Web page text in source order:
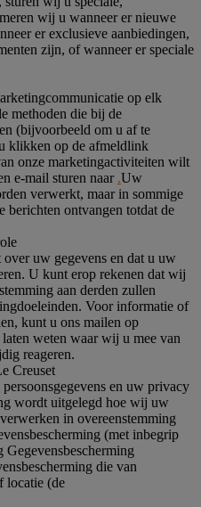
wij u wanneer er nieuwe
er exclusieve aanbiedingen,
zijn, of wanneer er speciale
op elk
methoden die bij de
(bijvoorbeeld om u af te
klikken op de afmeldlink
onze marketingactiviteiten wilt
e-mail sturen naar .Uw
verwerkt, maar in sommige
berichten ontvangen totdat de
uw gegevens en dat u uw
U kunt erop rekenen dat wij
aan derden zullen
Voor informatie of
kunt u ons mailen op
laten weten waar wij u mee van
reageren.
Creuset
en uw privacy
wordt uitgelegd hoe wij uw
in overeenstemming
(met inbegrip
die van
locatie (de